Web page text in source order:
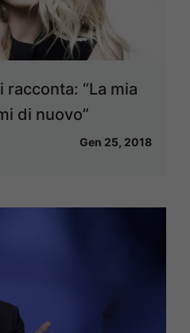
racconta: “La mia
di nuovo”
Gen 25, 2018